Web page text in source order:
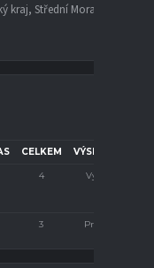
kraj, Střední Morava,
CELKEM VÝSLEDEK
4 Výhra
3 Prohra